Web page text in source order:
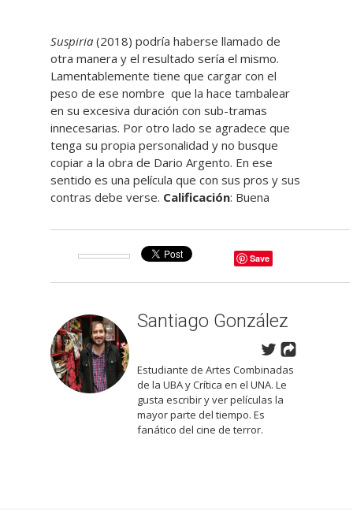
Suspiria (2018) podría haberse llamado de
otra manera y el resultado sería el mismo.
Lamentablemente tiene que cargar con el
peso de ese nombre que la hace tambalear
en su excesiva duración con sub-tramas
innecesarias. Por otro lado se agradece que
tenga su propia personalidad y no busque
copiar a la obra de Dario Argento. En ese
sentido es una película que con sus pros y sus
contras debe verse. Calificación: Buena
Save
Santiago González
Estudiante de Artes Combinadas
de la UBA y Crítica en el UNA. Le
gusta escribir y ver películas la
mayor parte del tiempo. Es
fanático del cine de terror.